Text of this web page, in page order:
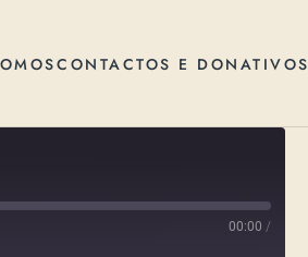
CONTACTOS E DONATIVOS
00:00 /